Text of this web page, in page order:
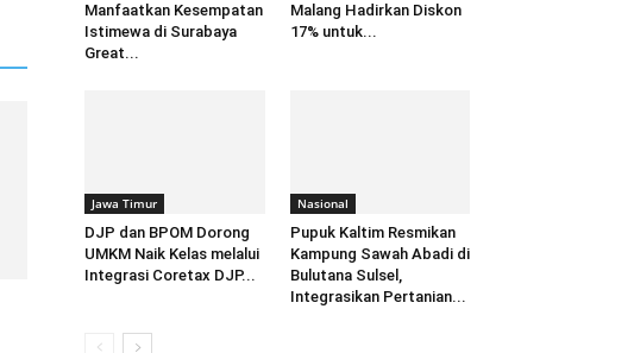
Manfaatkan Kesempatan
Istimewa di Surabaya
Great...
Malang Hadirkan Diskon
17% untuk...
Jawa Timur
DJP dan BPOM Dorong
UMKM Naik Kelas melalui
Integrasi Coretax DJP...
Nasional
Pupuk Kaltim Resmikan
Kampung Sawah Abadi di
Bulutana Sulsel,
Integrasikan Pertanian...